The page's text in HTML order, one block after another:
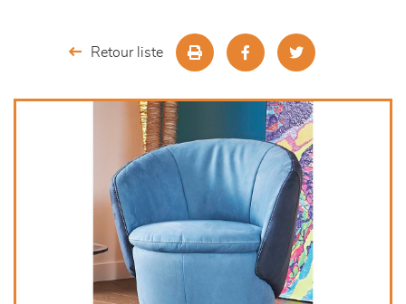
meubles de complément
Retour liste